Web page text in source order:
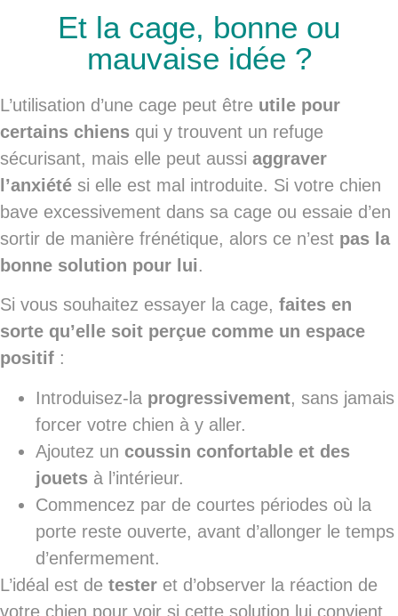
Et la cage, bonne ou
mauvaise idée ?
L’utilisation d’une cage peut être utile pour
certains chiens qui y trouvent un refuge
sécurisant, mais elle peut aussi aggraver
l’anxiété si elle est mal introduite. Si votre chien
bave excessivement dans sa cage ou essaie d’en
sortir de manière frénétique, alors ce n’est pas la
bonne solution pour lui.
Si vous souhaitez essayer la cage, faites en
sorte qu’elle soit perçue comme un espace
positif :
Introduisez-la progressivement, sans jamais
forcer votre chien à y aller.
Ajoutez un coussin confortable et des
jouets à l’intérieur.
Commencez par de courtes périodes où la
porte reste ouverte, avant d’allonger le temps
d’enfermement.
L’idéal est de tester et d’observer la réaction de
votre chien pour voir si cette solution lui convient.